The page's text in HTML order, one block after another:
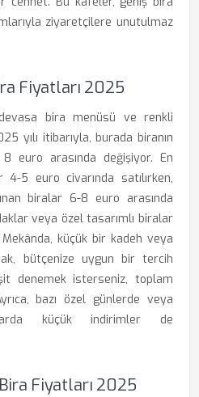
ziyaretçilere unutulmaz
Fiyatları 2025
bira menüsü ve renkli
yılı itibarıyla, burada biranın
euro arasında değişiyor. En
5 euro civarında satılırken,
biralar 6-8 euro arasında
veya özel tasarımlı biralar
küçük bir kadeh veya
bütçenize uygun bir tercih
denemek isterseniz, toplam
bazı özel günlerde veya
küçük indirimler de
Fiyatları 2025